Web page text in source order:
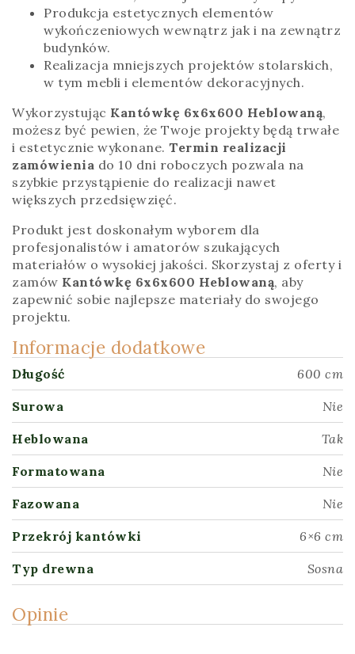
Produkcja estetycznych elementów
wykończeniowych wewnątrz jak i na zewnątrz
budynków.
Realizacja mniejszych projektów stolarskich,
w tym mebli i elementów dekoracyjnych.
Wykorzystując Kantówkę 6x6x600 Heblowaną,
możesz być pewien, że Twoje projekty będą trwałe
i estetycznie wykonane. Termin realizacji
zamówienia do 10 dni roboczych pozwala na
szybkie przystąpienie do realizacji nawet
większych przedsięwzięć.
Produkt jest doskonałym wyborem dla
profesjonalistów i amatorów szukających
materiałów o wysokiej jakości. Skorzystaj z oferty i
zamów Kantówkę 6x6x600 Heblowaną, aby
zapewnić sobie najlepsze materiały do swojego
projektu.
Informacje dodatkowe
Długość 600 cm
Surowa Nie
Heblowana Tak
Formatowana Nie
Fazowana Nie
Przekrój kantówki 6×6 cm
Typ drewna Sosna
Opinie